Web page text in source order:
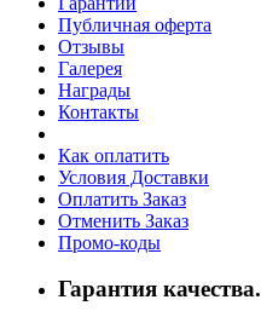
Публичная оферта
Отзывы
Галерея
Награды
Контакты
Как оплатить
Условия Доставки
Оплатить Заказ
Отменить Заказ
Промо-коды
Гарантия качества.